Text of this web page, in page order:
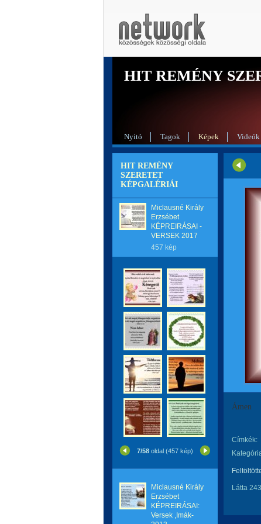
HIT REMÉNY
Nyitó Tagok Képek Videók
HIT REMÉNY
SZERETET
KÉPGALÉRIÁI
Miclausné Király
Erzsébet
KÉPREIRÁSAI -
VERSEK 2017
457 kép
7/58 oldal (457 kép)
Miclausné Király
Erzsébet
KÉPREIRÁSAI:
Versek ,Imák-
Ámen
Címkék:
Látta